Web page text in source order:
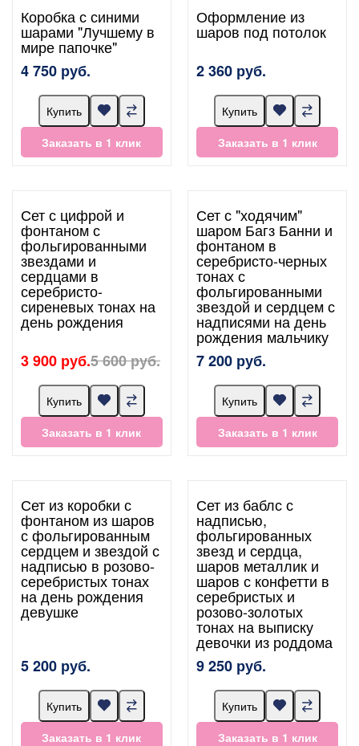
Коробка с синими
шарами "Лучшему в
мире папочке"
4 750 руб.
Купить
Заказать в 1 клик
Оформление из
шаров под потолок
2 360 руб.
Купить
Заказать в 1 клик
Сет с цифрой и
фонтаном с
фольгированными
звездами и
сердцами в
серебристо-
сиреневых тонах на
день рождения
3 900 руб.5 600 руб.
Купить
Заказать в 1 клик
Сет с "ходячим"
шаром Багз Банни и
фонтаном в
серебристо-черных
тонах с
фольгированными
звездой и сердцем с
надписями на день
рождения мальчику
7 200 руб.
Купить
Заказать в 1 клик
Сет из коробки с
фонтаном из шаров
с фольгированным
сердцем и звездой с
надписью в розово-
серебристых тонах
на день рождения
девушке
5 200 руб.
Купить
Заказать в 1 клик
Сет из баблс с
надписью,
фольгированных
звезд и сердца,
шаров металлик и
шаров с конфетти в
серебристых и
розово-золотых
тонах на выписку
девочки из роддома
9 250 руб.
Купить
Заказать в 1 клик